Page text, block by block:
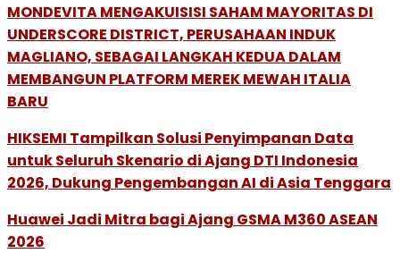
MONDEVITA MENGAKUISISI SAHAM MAYORITAS DI
UNDERSCORE DISTRICT, PERUSAHAAN INDUK
MAGLIANO, SEBAGAI LANGKAH KEDUA DALAM
MEMBANGUN PLATFORM MEREK MEWAH ITALIA
BARU
HIKSEMI Tampilkan Solusi Penyimpanan Data
untuk Seluruh Skenario di Ajang DTI Indonesia
2026, Dukung Pengembangan AI di Asia Tenggara
Huawei Jadi Mitra bagi Ajang GSMA M360 ASEAN
2026